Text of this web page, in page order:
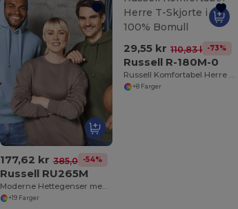
177,62 kr 385,01 kr-54%
Russell RU265M
Moderne Hettegenser med Komfort og Stil
+19 Farger
29,55 kr 110,83 kr-73%
Russell R-180M-0
+8 Farger